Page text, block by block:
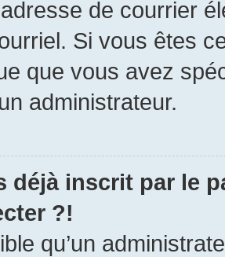
de courrier
Si vous êtes
que vous avez
administrateur.
déjà inscrit par le
?!
qu’un